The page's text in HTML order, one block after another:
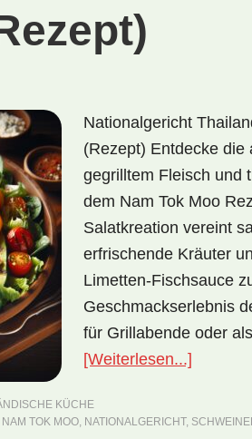
Nationalgericht
(Rezept) Entdecke die
gegrilltem Fleisch und
dem Nam Tok Moo
Salatkreation vereint
erfrischende Kräuter
Limetten-Fischsauce
Geschmackserlebnis
für Grillabende oder
[Weiterlesen...]
KÜCHE
NAM TOK MOO, NATIONALGERICHT,